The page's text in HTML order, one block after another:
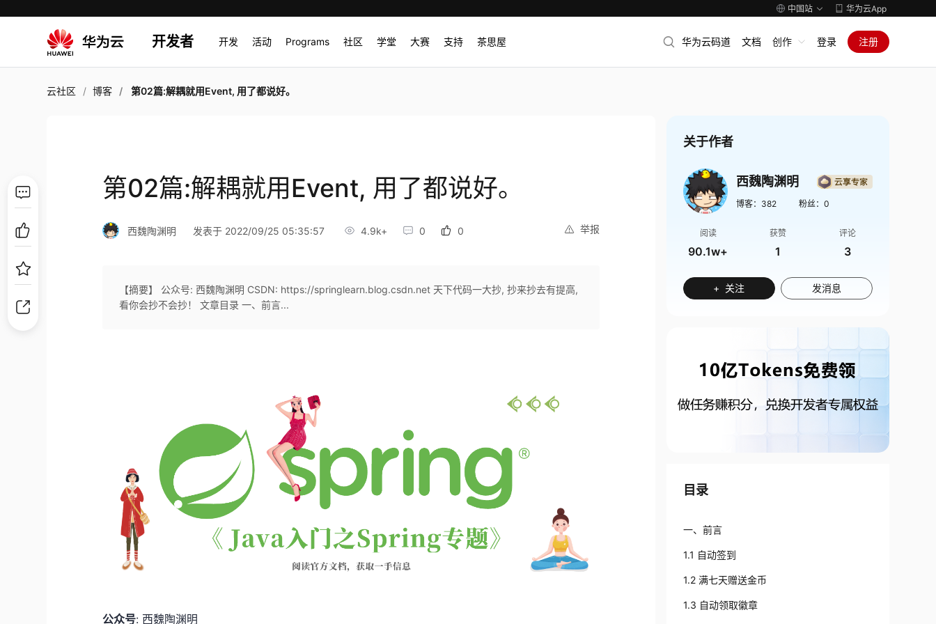
中国站 华为云App
开发者 开发 活动 Programs 社区 学堂 大赛 支持 茶思屋 华为云码道 文档 创作 登录 注册
云社区 博客 第02篇:解耦就用Event, 用了都说好。
第02篇:解耦就用Event, 用了都说好。
举报
西魏陶渊明 发表于 2022/09/25 05:35:57 4.9k+ 0 0
【摘要】 公众号: 西魏陶渊明 CSDN: https://springlearn.blog.csdn.net 天下代码一大抄, 抄来抄去有提高,
看你会抄不会抄！ 文章目录 一、前言...
公众号: 西魏陶渊明
关于作者
西魏陶渊明
博客： 382 粉丝： 0
阅读
90.1w+
获赞
1
评论
3
+ 关注 发消息
目录
一、前言
1.1 自动签到
1.2 满七天赠送金币
1.3 自动领取徽章